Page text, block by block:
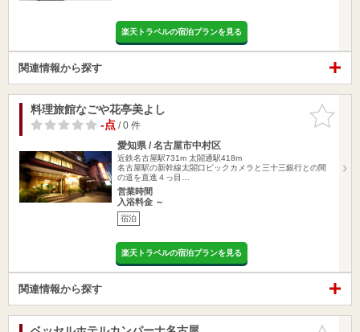
楽天トラベルの宿泊プランを見る
関連情報から探す
お気に入
りに追加
料理旅館なごや花亭美よし
-点/ 0 件
愛知県 / 名古屋市中村区
近鉄名古屋駅731m 太閤通駅418m
名古屋駅の新幹線太閤口ビックカメラと三十三銀行との間
の道を直進４っ目…
営業時間
入浴料金 ～
宿泊
楽天トラベルの宿泊プランを見る
関連情報から探す